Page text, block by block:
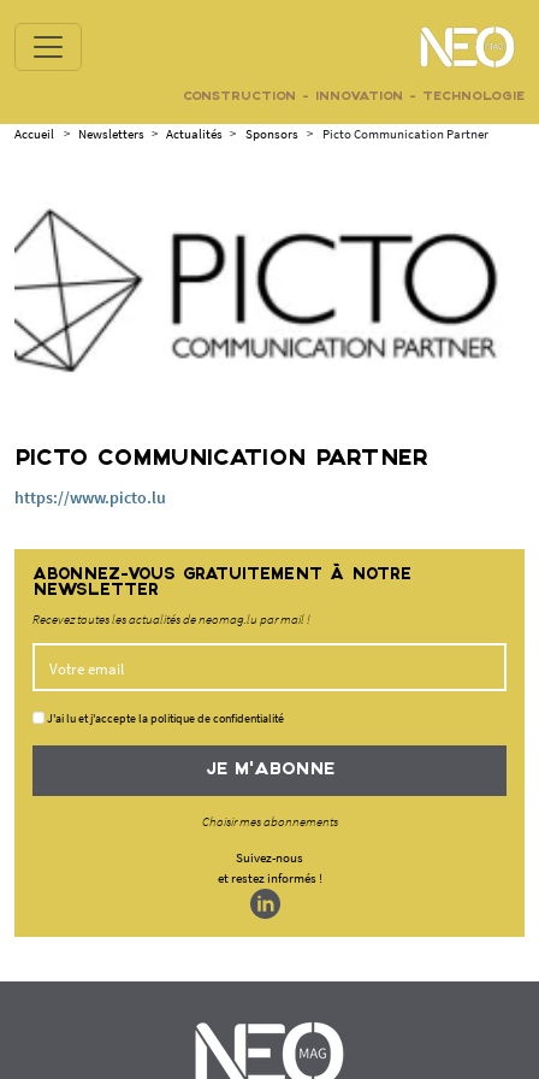
CONSTRUCTION - INNOVATION - TECHNOLOGIE
Accueil > Newsletters > Actualités > Sponsors > Picto Communication Partner
PICTO COMMUNICATION PARTNER
https://www.picto.lu
ABONNEZ-VOUS GRATUITEMENT À NOTRE
NEWSLETTER
Recevez toutes les actualités de neomag.lu par mail !
J'ai lu et j'accepte la politique de confidentialité
JE M'ABONNE
Choisir mes abonnements
Suivez-nous
et restez informés !